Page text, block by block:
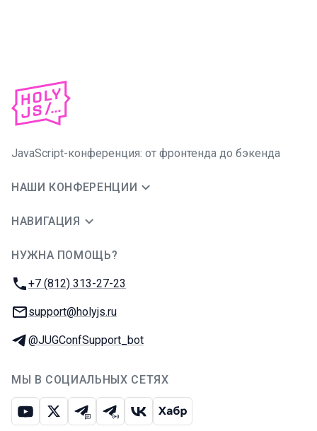
JavaScript-конференция: от фронтенда до бэкенда
НАШИ КОНФЕРЕНЦИИ
НАВИГАЦИЯ
НУЖНА ПОМОЩЬ?
Телефон:
+7 (812) 313-27-23
E-mail:
support@holyjs.ru
Телеграм:
@JUGConfSupport_bot
МЫ В СОЦИАЛЬНЫХ СЕТЯХ
ЮтубИкс Телеграм-чат
Телеграм-канал
ВКонтакте
Хабр